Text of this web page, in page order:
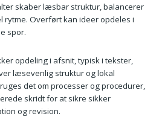
skaber læsbar struktur, balancerer
rytme. Overført kan ideer opdeles i
spor.
opdeling i afsnit, typisk i tekster,
læsevenlig struktur og lokal
det om processer og procedurer,
skridt for at sikre sikker
og revision.